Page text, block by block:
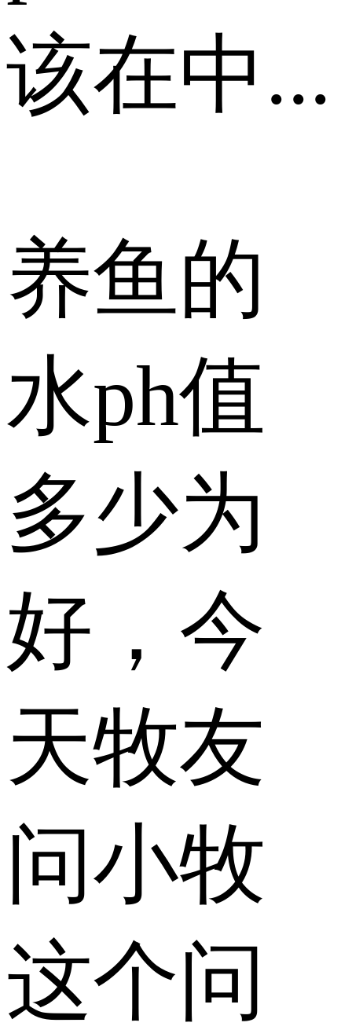
该在中...
养鱼的
水ph值
多少为
好，今
天牧友
问小牧
这个问